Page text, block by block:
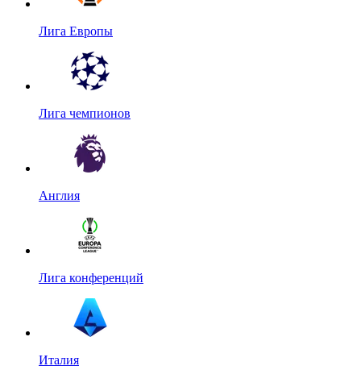
Лига Европы
Лига чемпионов
Англия
Лига конференций
Италия